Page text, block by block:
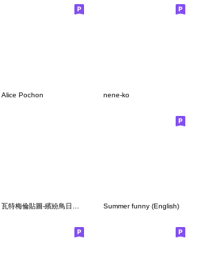
Alice Pochon nene-ko
Summer funny (English)